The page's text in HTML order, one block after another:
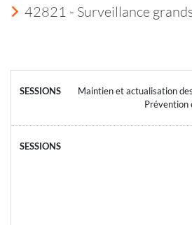
42821 - Surveillance
Maintien et actualisation
Prévention